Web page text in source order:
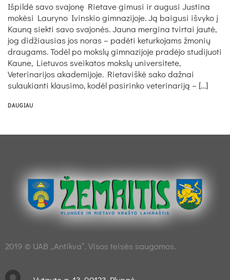
Išpildė savo svajonę Rietave gimusi ir augusi Justina
mokėsi Lauryno Ivinskio gimnazijoje. Ją baigusi išvyko į
Kauną siekti savo svajonės. Jauna mergina tvirtai jautė,
jog didžiausias jos noras – padėti keturkojams žmonių
draugams. Todėl po mokslų gimnazijoje pradėjo studijuoti
Kaune, Lietuvos sveikatos mokslų universitete,
Veterinarijos akademijoje. Rietaviškė sako dažnai
sulaukianti klausimo, kodėl pasirinko veterinariją – […]
DAUGIAU
2019 © UAB „Antikva“. Visos teisės saugomos.